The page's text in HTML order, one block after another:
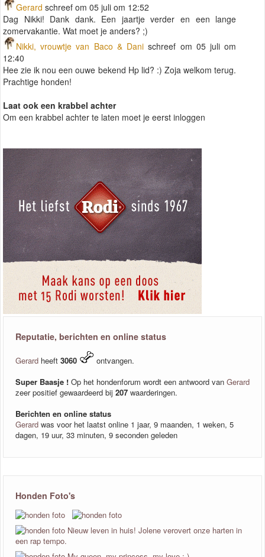
Gerard schreef om 05 juli om 12:52
Dag Nikki! Dank dank. Een jaartje verder en een lange
zomervakantie. Wat moet je anders? ;)
Nikki, vrouwtje van Baco & Dani schreef om 05 juli om
12:40
Hee zie ik nou een ouwe bekend Hp lid? :) Zoja welkom terug.
Prachtige honden!
Laat ook een krabbel achter
Om een krabbel achter te laten moet je eerst inloggen
Reputatie, berichten en online status
Gerard heeft 3060
ontvangen.
Super Baasje ! Op het hondenforum wordt een antwoord van Gerard
zeer positief gewaardeerd bij 207 waarderingen.
Berichten en online status
Gerard was voor het laatst online 1 jaar, 9 maanden, 1 weken, 5
dagen, 19 uur, 33 minuten, 9 seconden geleden
Honden Foto's